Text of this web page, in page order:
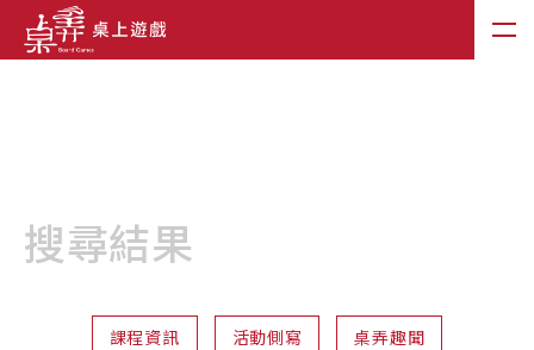
搜尋結果
課程資訊 活動側寫 桌弄趣聞